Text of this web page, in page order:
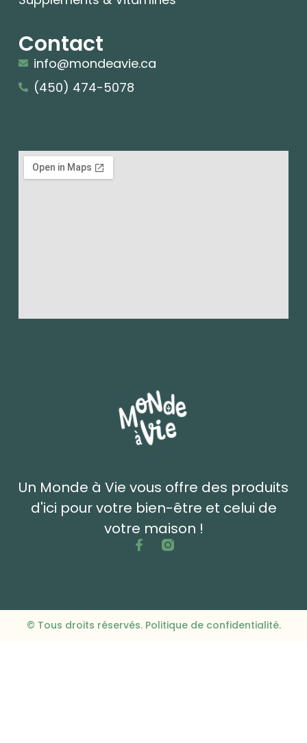
Un Monde à Vie vous offre des produits
d'ici pour votre bien-être et celui de
votre maison !
Contact
info@mondeavie.ca
(450) 474-5078
© Tous droits réservés. Politique de confidentialité.